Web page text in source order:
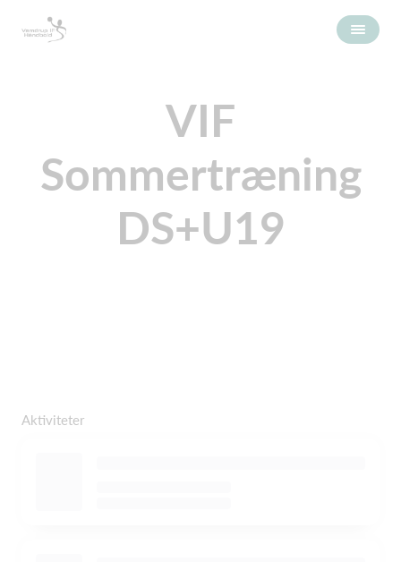
VIF
Sommertræning
DS+U19
Aktiviteter